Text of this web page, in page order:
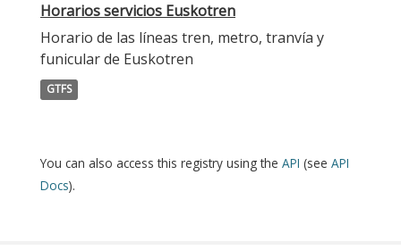
Horarios servicios Euskotren
Horario de las líneas tren, metro, tranvía y
funicular de Euskotren
GTFS
You can also access this registry using the API (see API
Docs).